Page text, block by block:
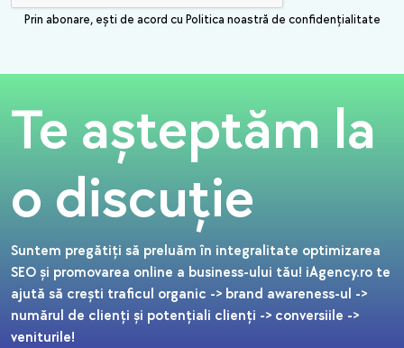
Prin abonare, ești de acord cu Politica noastră de confidențialitate
Te așteptăm la
o discuție
Suntem pregătiți să preluăm în integralitate optimizarea
SEO și promovarea online a business-ului tău! iAgency.ro te
ajută să crești traficul organic -> brand awareness-ul ->
numărul de clienți și potențiali clienți -> conversiile ->
veniturile!